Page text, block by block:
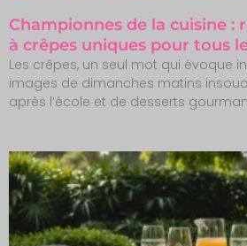
Championnes de la cuisine :
à crêpes uniques pour tous
Les crêpes, un seul mot qui évoque
images de dimanches matins
après l’école et de desserts